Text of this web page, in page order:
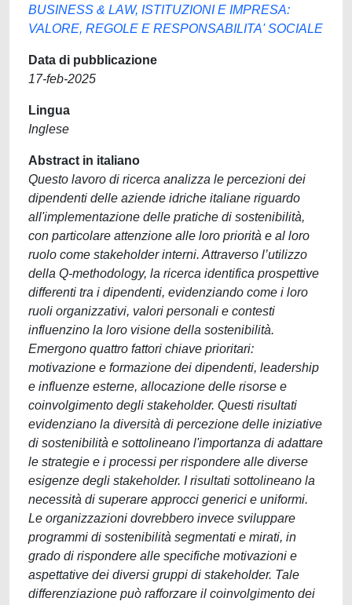
BUSINESS & LAW, ISTITUZIONI E IMPRESA:
VALORE, REGOLE E RESPONSABILITA' SOCIALE
Data di pubblicazione
17-feb-2025
Lingua
Inglese
Abstract in italiano
Questo lavoro di ricerca analizza le percezioni dei
dipendenti delle aziende idriche italiane riguardo
all'implementazione delle pratiche di sostenibilità,
con particolare attenzione alle loro priorità e al loro
ruolo come stakeholder interni. Attraverso l’utilizzo
della Q-methodology, la ricerca identifica prospettive
differenti tra i dipendenti, evidenziando come i loro
ruoli organizzativi, valori personali e contesti
influenzino la loro visione della sostenibilità.
Emergono quattro fattori chiave prioritari:
motivazione e formazione dei dipendenti, leadership
e influenze esterne, allocazione delle risorse e
coinvolgimento degli stakeholder. Questi risultati
evidenziano la diversità di percezione delle iniziative
di sostenibilità e sottolineano l'importanza di adattare
le strategie e i processi per rispondere alle diverse
esigenze degli stakeholder. I risultati sottolineano la
necessità di superare approcci generici e uniformi.
Le organizzazioni dovrebbero invece sviluppare
programmi di sostenibilità segmentati e mirati, in
grado di rispondere alle specifiche motivazioni e
aspettative dei diversi gruppi di stakeholder. Tale
differenziazione può rafforzare il coinvolgimento dei